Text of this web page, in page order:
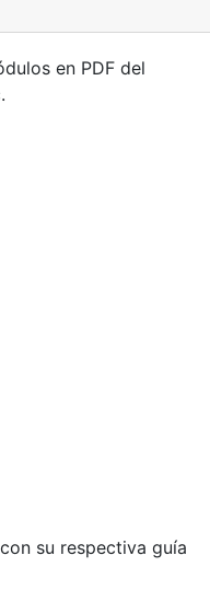
en PDF del
su respectiva guía